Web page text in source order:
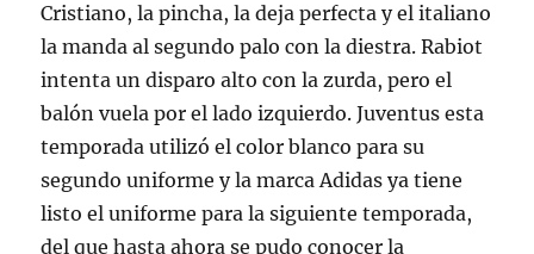
Cristiano, la pincha, la deja perfecta y el italiano
la manda al segundo palo con la diestra. Rabiot
intenta un disparo alto con la zurda, pero el
balón vuela por el lado izquierdo. Juventus esta
temporada utilizó el color blanco para su
segundo uniforme y la marca Adidas ya tiene
listo el uniforme para la siguiente temporada,
del que hasta ahora se pudo conocer la